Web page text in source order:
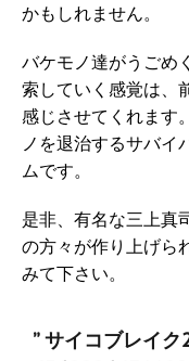
かもしれません。
バケモノ達がうごめ
索していく感覚は、
感じさせてくれます
ノを退治するサバイ
ムです。
是非、有名な三上
の方々が作り上げら
みて下さい。
” サイコブレイク